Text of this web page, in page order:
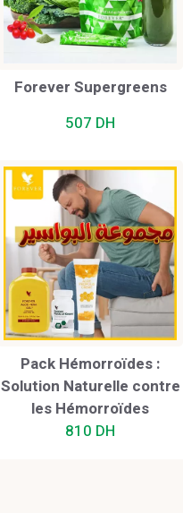
Forever Supergreens
507 DH
Pack Hémorroïdes :
Solution Naturelle contre
les Hémorroïdes
810 DH